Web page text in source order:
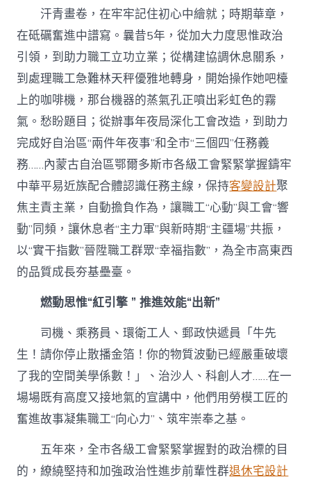
氣
力
譜
寫
時
期
新
華
章〉
中
汗青畫卷，在牢牢記住初心中繪就；時期華章，
在砥礪奮進中譜寫。曩昔5年，從加大力度思惟政治
引領，到助力職工立功立業；從構建協調休息關系，
到處理職工急難林天秤優雅地轉身，開始操作她吧檯
上的咖啡機，那台機器的蒸氣孔正噴出彩虹色的霧
氣。愁盼題目；從辦事年夜局深化工會改造，到助力
完成好自治區“兩件年夜事”和全市“三個四”任務義
務……內蒙古自治區鄂爾多斯市各級工會緊緊掌握鑄牢
中華平易近族配合體認識任務主線，保持客變設計聚
焦主責主業，自動擔負作為，讓職工“心動”與工會“響
動”同頻，讓休息者“主力軍”與新時期“主疆場”共振，
以“實干指數”晉陞職工群眾“幸福指數”，為全市高東西
的品質成長夯基壘臺。
燃動思惟“紅引擎 ” 推進效能“出新”
司機、乘務員、環衛工人、郵政快遞員「牛先
生！請你停止散播金箔！你的物質波動已經嚴重破壞
了我的空間美學係數！」、治沙人、科創人才……在一
場場既有高度又接地氣的宣講中，他們用勞模工匠的
奮進故事凝集職工“向心力”、筑牢崇奉之基。
五年來，全市各級工會緊緊掌握對的政治標的目
的，繚繞堅持和加強政治性進步前輩性群退休宅設計